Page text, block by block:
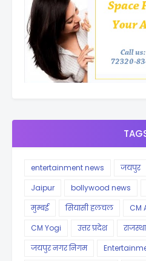
entertainment news जयपुर
Jaipur
bollywood news
मुम्बई
सियासी हलचल
CM
CM Yogi
उत्तर प्रदेश
जयपुर नगर निगम